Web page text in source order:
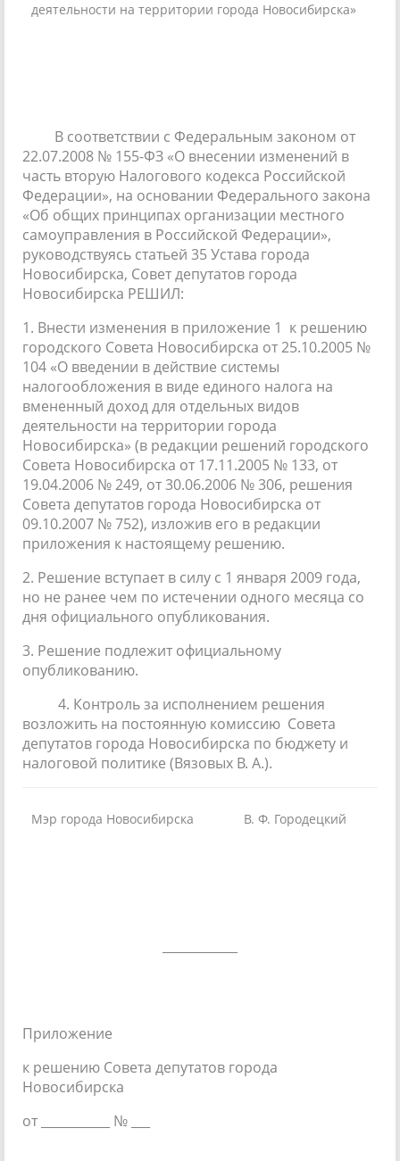
деятельности на территории города Новосибирска»
В соответствии с Федеральным законом от
22.07.2008 № 155-ФЗ «О внесении изменений в
часть вторую Налогового кодекса Российской
Федерации», на основании Федерального закона
«Об общих принципах организации местного
самоуправления в Российской Федерации»,
руководствуясь статьей 35 Устава города
Новосибирска, Совет депутатов города
Новосибирска РЕШИЛ:
1. Внести изменения в приложение 1 к решению
городского Совета Новосибирска от 25.10.2005 №
104 «О введении в действие системы
налогообложения в виде единого налога на
вмененный доход для отдельных видов
деятельности на территории города
Новосибирска» (в редакции решений городского
Совета Новосибирска от 17.11.2005 № 133, от
19.04.2006 № 249, от 30.06.2006 № 306, решения
Совета депутатов города Новосибирска от
09.10.2007 № 752), изложив его в редакции
приложения к настоящему решению.
2. Решение вступает в силу с 1 января 2009 года,
но не ранее чем по истечении одного месяца со
дня официального опубликования.
3. Решение подлежит официальному
опубликованию.
4. Контроль за исполнением решения
возложить на постоянную комиссию Совета
депутатов города Новосибирска по бюджету и
налоговой политике (Вязовых В. А.).
Мэр города Новосибирска В. Ф. Городецкий
Приложение
к решению Совета депутатов города
Новосибирска
от ___________ № ___